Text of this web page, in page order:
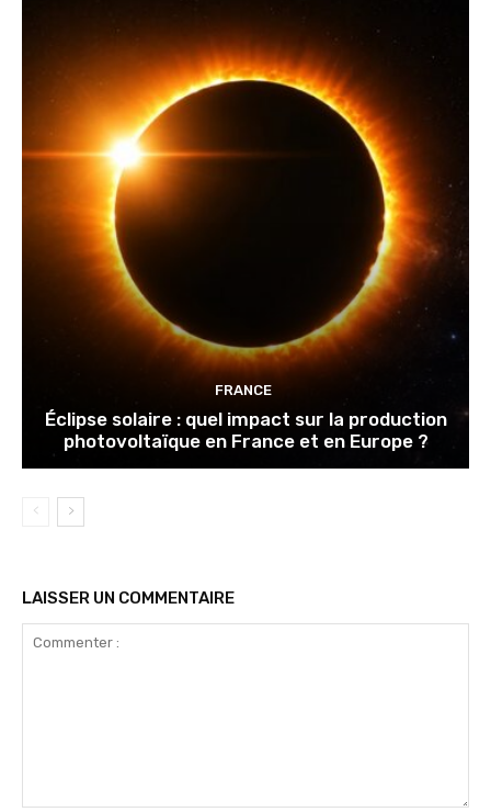
FRANCE
Éclipse solaire : quel impact sur la production
photovoltaïque en France et en Europe ?
LAISSER UN COMMENTAIRE